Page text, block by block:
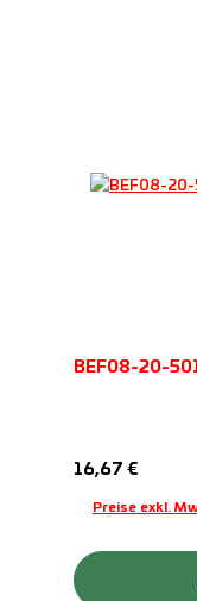
BEF08-20-
Regulärer Preis:
16,67 €
Preise exkl.